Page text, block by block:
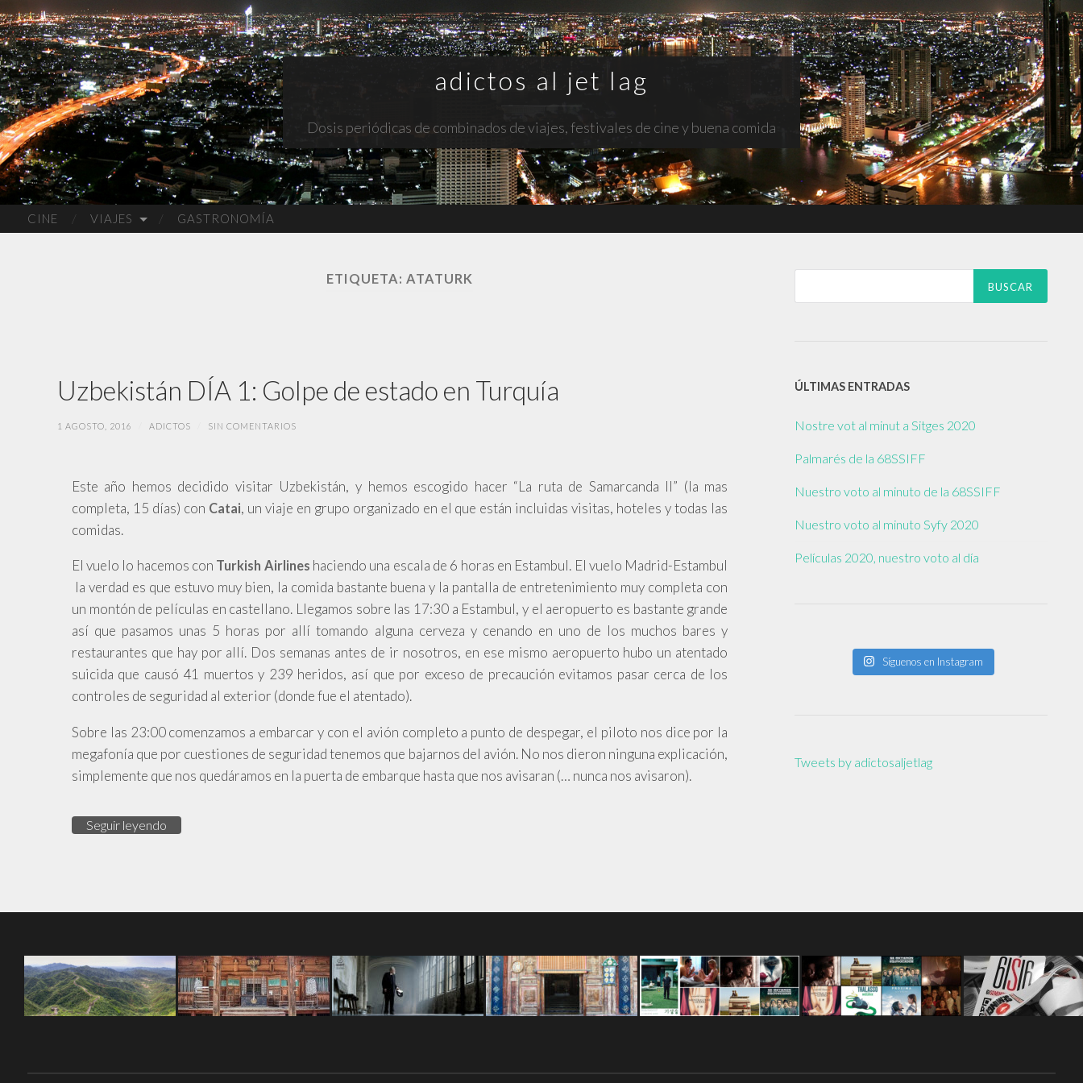
adictos al jet lag
Dosis periódicas de combinados de viajes, festivales de cine y buena comida
CINE VIAJES GASTRONOMÍA
ETIQUETA:ATATURK
Uzbekistán DÍA 1: Golpe de estado en Turquía
1 AGOSTO, 2016 ADICTOS SIN COMENTARIOS
Este año hemos decidido visitar Uzbekistán, y hemos escogido hacer “La ruta de Samarcanda II” (la mas
completa, 15 días) con Catai, un viaje en grupo organizado en el que están incluidas visitas, hoteles y todas las
comidas.
El vuelo lo hacemos con Turkish Airlines haciendo una escala de 6 horas en Estambul. El vuelo Madrid-Estambul
la verdad es que estuvo muy bien, la comida bastante buena y la pantalla de entretenimiento muy completa con
un montón de películas en castellano. Llegamos sobre las 17:30 a Estambul, y el aeropuerto es bastante grande
así que pasamos unas 5 horas por allí tomando alguna cerveza y cenando en uno de los muchos bares y
restaurantes que hay por allí. Dos semanas antes de ir nosotros, en ese mismo aeropuerto hubo un atentado
suicida que causó 41 muertos y 239 heridos, así que por exceso de precaución evitamos pasar cerca de los
controles de seguridad al exterior (donde fue el atentado).
Sobre las 23:00 comenzamos a embarcar y con el avión completo a punto de despegar, el piloto nos dice por la
megafonía que por cuestiones de seguridad tenemos que bajarnos del avión. No nos dieron ninguna explicación,
simplemente que nos quedáramos en la puerta de embarque hasta que nos avisaran (… nunca nos avisaron).
Seguir leyendo
ÚLTIMAS ENTRADAS
Nostre vot al minut a Sitges 2020
Palmarés de la 68SSIFF
Nuestro voto al minuto de la 68SSIFF
Nuestro voto al minuto Syfy 2020
Películas 2020, nuestro voto al día
Síguenos en Instagram
Tweets by adictosaljetlag